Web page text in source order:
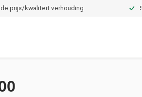
prijs/kwaliteit verhouding